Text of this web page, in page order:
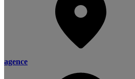
agence